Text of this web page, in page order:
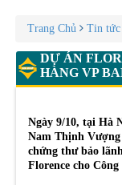
Trang Chủ Tin tức
DỰ ÁN
HÀNG VP
Ngày 9/10, tại Hà
Nam Thịnh
chứng thư bảo
Florence cho